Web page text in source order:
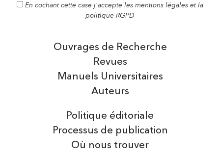
En cochant cette case j'accepte les mentions légales et la
politique RGPD
Auteurs
Manuels Universitaires
Ouvrages de Recherche
Revues
Politique éditoriale
Processus de publication
Où nous trouver